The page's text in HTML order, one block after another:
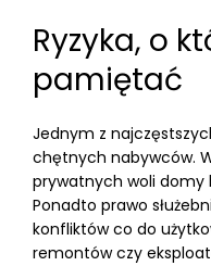
Ryzyka, o
pamiętać
Jednym z
chętnych nabywców.
prywatnych woli domy
Ponadto prawo
konfliktów co do
remontów czy